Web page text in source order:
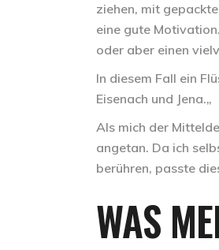
ziehen, mit
eine gute
oder aber einen
In diesem Fall ein
Eisenach und Jena.„
Als mich der
angetan. Da ich
berühren, passte
WAS